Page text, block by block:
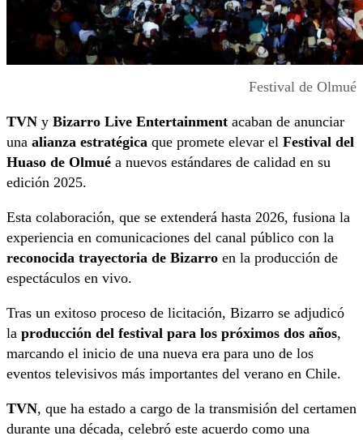
Festival de Olmué
TVN y Bizarro Live Entertainment acaban de anunciar
una alianza estratégica que promete elevar el Festival del
Huaso de Olmué a nuevos estándares de calidad en su
edición 2025.
Esta colaboración, que se extenderá hasta 2026, fusiona la
experiencia en comunicaciones del canal público con la
reconocida trayectoria de Bizarro en la producción de
espectáculos en vivo.
Tras un exitoso proceso de licitación, Bizarro se adjudicó
la producción del festival para los próximos dos años,
marcando el inicio de una nueva era para uno de los
eventos televisivos más importantes del verano en Chile.
TVN, que ha estado a cargo de la transmisión del certamen
durante una década, celebró este acuerdo como una